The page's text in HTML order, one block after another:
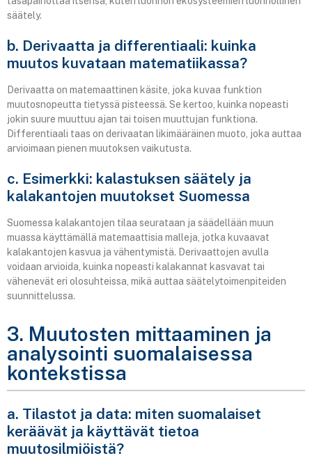
säätely.
b. Derivaatta ja differentiaali: kuinka
muutos kuvataan matematiikassa?
Derivaatta on matemaattinen käsite, joka kuvaa funktion
muutosnopeutta tietyssä pisteessä. Se kertoo, kuinka nopeasti
jokin suure muuttuu ajan tai toisen muuttujan funktiona.
Differentiaali taas on derivaatan likimääräinen muoto, joka auttaa
arvioimaan pienen muutoksen vaikutusta.
c. Esimerkki: kalastuksen säätely ja
kalakantojen muutokset Suomessa
Suomessa kalakantojen tilaa seurataan ja säädellään muun
muassa käyttämällä matemaattisia malleja, jotka kuvaavat
kalakantojen kasvua ja vähentymistä. Derivaattojen avulla
voidaan arvioida, kuinka nopeasti kalakannat kasvavat tai
vähenevät eri olosuhteissa, mikä auttaa säätelytoimenpiteiden
suunnittelussa.
3. Muutosten mittaaminen ja
analysointi suomalaisessa
kontekstissa
a. Tilastot ja data: miten suomalaiset
keräävät ja käyttävät tietoa
muutosilmiöistä?